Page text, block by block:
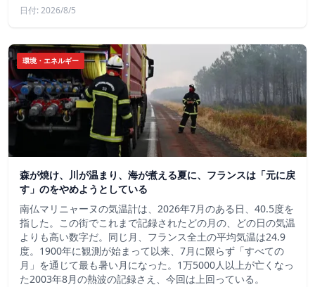
日付: 2026/8/5
環境・エネルギー
森が焼け、川が温まり、海が煮える夏に、フランスは「元に戻
す」のをやめようとしている
南仏マリニャーヌの気温計は、2026年7月のある日、40.5度を
指した。この街でこれまで記録されたどの月の、どの日の気温
よりも高い数字だ。同じ月、フランス全土の平均気温は24.9
度。1900年に観測が始まって以来、7月に限らず「すべての
月」を通じて最も暑い月になった。1万5000人以上が亡くなっ
た2003年8月の熱波の記録さえ、今回は上回っている。